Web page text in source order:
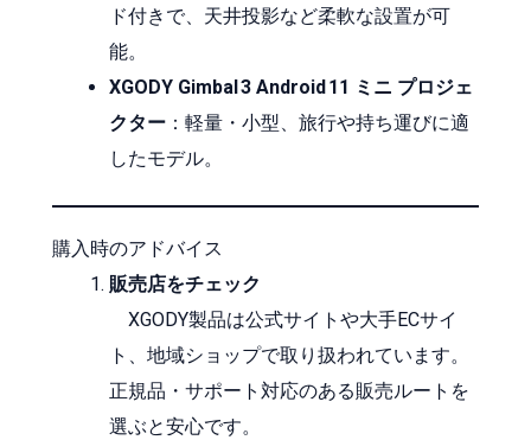
ド付きで、天井投影など柔軟な設置が可
能。
XGODY Gimbal 3 Android 11 ミニ プロジェ
クター ：軽量・小型、旅行や持ち運びに適
したモデル。
購入時のアドバイス
販売店をチェック
XGODY製品は公式サイトや大手ECサイ
ト、地域ショップで取り扱われています。
正規品・サポート対応のある販売ルートを
選ぶと安心です。